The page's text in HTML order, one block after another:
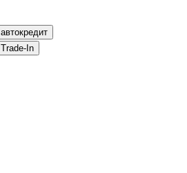
на автокредит
на Trade-In